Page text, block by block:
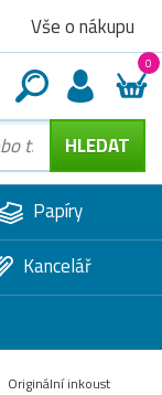
Vše o nákupu
0
Papíry
Kancelář
Originální inkoust